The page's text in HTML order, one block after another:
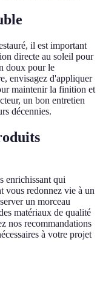
il est important
directe au soleil pour
doux pour le
envisagez d'appliquer
maintenir la finition et
un bon entretien
décennies.
enrichissant qui
vous redonnez vie à un
un morceau
matériaux de qualité
nos recommandations
à votre projet